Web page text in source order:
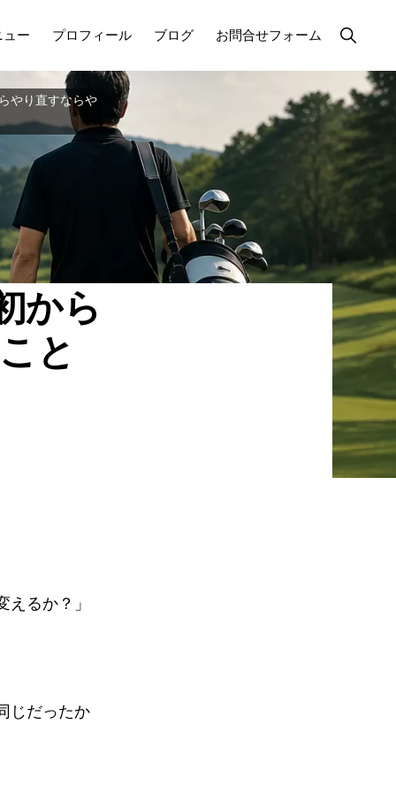
ュー プロフィール ブログ お問合せフォーム Show
Search
やり直すならや
から
と
るか？」
じだったか